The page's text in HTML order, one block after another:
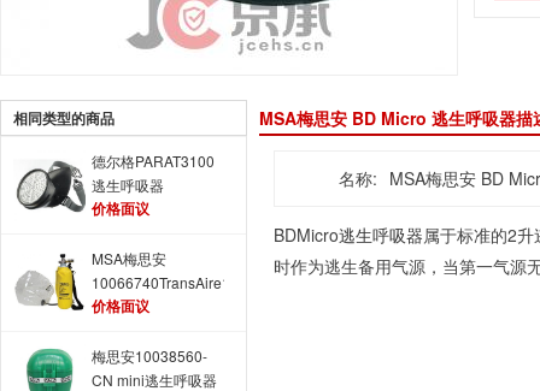
相同类型的商品
德尔格PARAT3100
逃生呼吸器
价格面议
MSA梅思安
10066740TransAire10
逃生呼吸器
价格面议
梅思安10038560-
CN mini逃生呼吸器
MSA梅思安 BD Micro 逃生呼吸器描
名称: MSA梅思安 BD
BDMicro逃生呼吸器属于标准的2升
时作为逃生备用气源，当第一气源